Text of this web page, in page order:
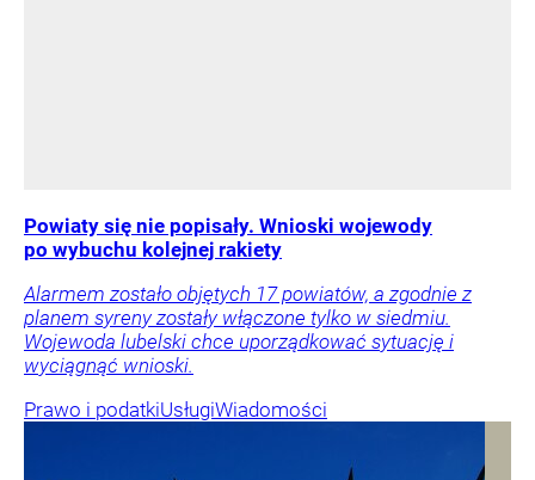
Powiaty się nie popisały. Wnioski wojewody
po wybuchu kolejnej rakiety
Alarmem zostało objętych 17 powiatów, a zgodnie z
planem syreny zostały włączone tylko w siedmiu.
Wojewoda lubelski chce uporządkować sytuację i
wyciągnąć wnioski.
Prawo i podatkiUsługiWiadomości